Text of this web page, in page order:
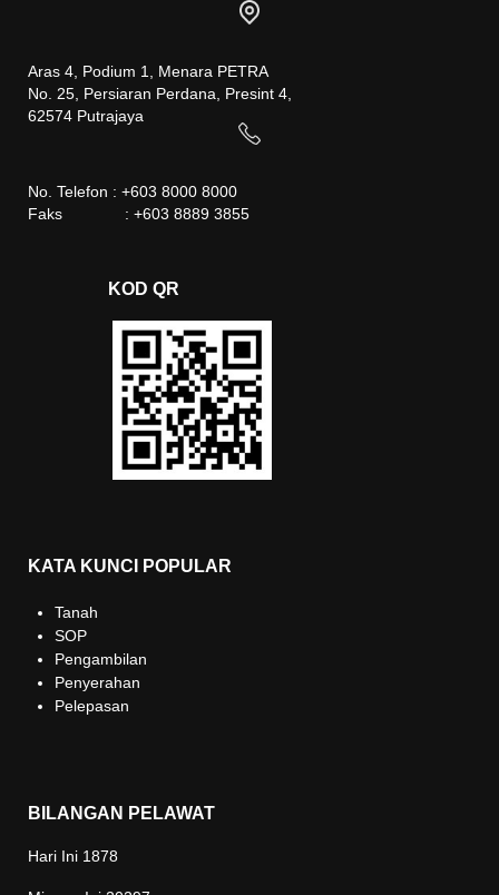
Aras 4, Podium 1, Menara PETRA
No. 25, Persiaran Perdana, Presint 4,
62574 Putrajaya
No. Telefon : +603 8000 8000
Faks : +603 8889 3855
KOD QR
KATA KUNCI POPULAR
Tanah
SOP
Pengambilan
Penyerahan
Pelepasan
BILANGAN PELAWAT
Hari Ini 1878